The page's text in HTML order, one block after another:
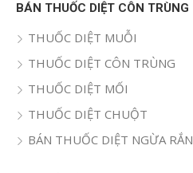
BÁN THUỐC DIỆT CÔN TRÙNG
THUỐC DIỆT MUỖI
THUỐC DIỆT CÔN TRÙNG
THUỐC DIỆT MỐI
THUỐC DIỆT CHUỘT
BÁN THUỐC DIỆT NGỪA RẮN